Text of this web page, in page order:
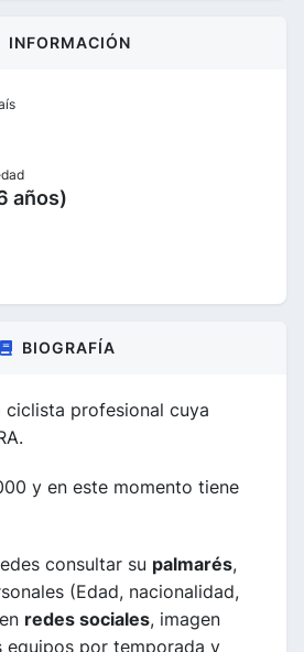
INFORMACIÓN
años)
BIOGRAFÍA
ciclista profesional cuya
y en este momento tiene
consultar su palmarés,
(Edad, nacionalidad,
redes sociales, imagen
equipos por temporada y